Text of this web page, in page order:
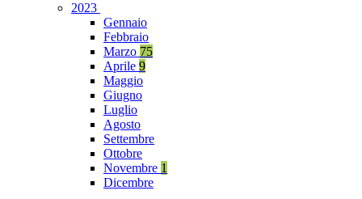
2023
Gennaio
Febbraio
Marzo 75
Aprile 9
Maggio
Giugno
Luglio
Agosto
Settembre
Ottobre
Novembre 1
Dicembre